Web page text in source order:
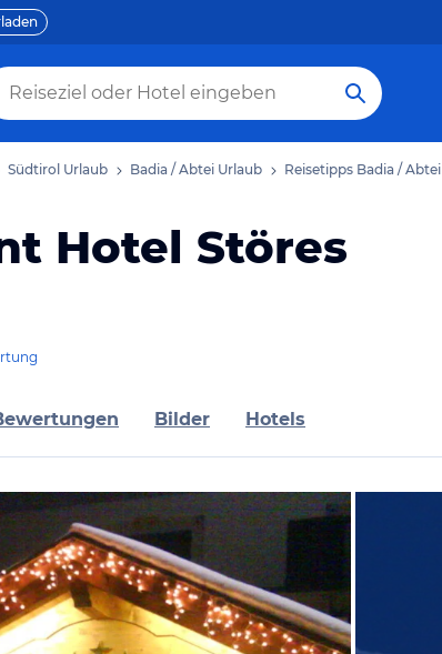
Südtirol Urlaub Badia / Abtei Urlaub Reisetipps Badia / Abtei
Hotel Störes
Bilder Hotels